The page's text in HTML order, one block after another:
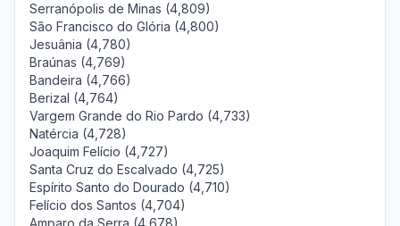
Serranópolis de Minas (4,809)
São Francisco do Glória (4,800)
Jesuânia (4,780)
Braúnas (4,769)
Bandeira (4,766)
Berizal (4,764)
Vargem Grande do Rio Pardo (4,733)
Natércia (4,728)
Joaquim Felício (4,727)
Santa Cruz do Escalvado (4,725)
Espírito Santo do Dourado (4,710)
Felício dos Santos (4,704)
Amparo da Serra (4,678)